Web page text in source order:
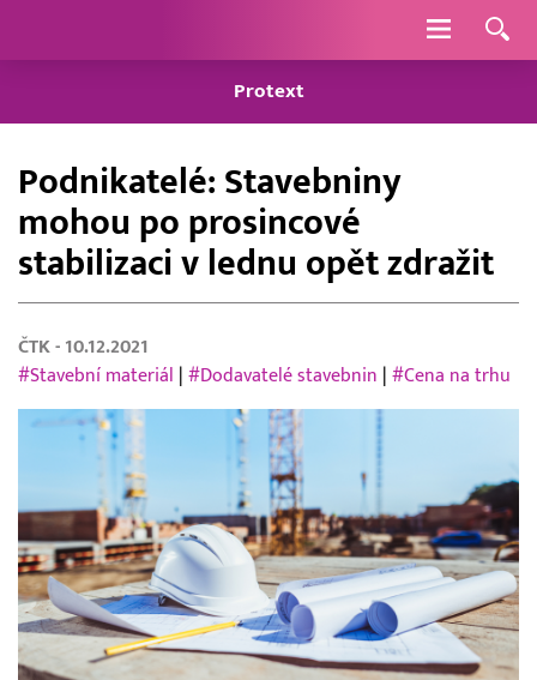
Navigace
Protext
Podnikatelé: Stavebniny
mohou po prosincové
stabilizaci v lednu opět zdražit
ČTK - 10.12.2021
#Stavební materiál
#Dodavatelé stavebnin #Cena na trhu